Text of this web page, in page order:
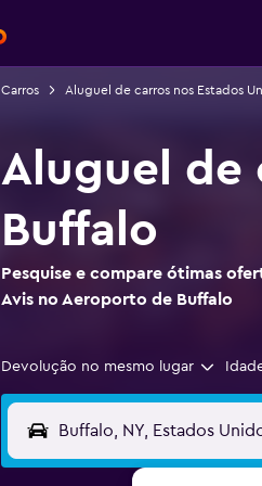
Carros Aluguel de carros nos Estados
Aluguel de
Buffalo
Pesquise e compare ótimas
Avis no Aeroporto de Buffalo
Devolução no mesmo lugar